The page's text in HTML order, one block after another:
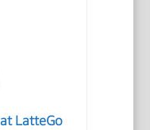
LatteGo